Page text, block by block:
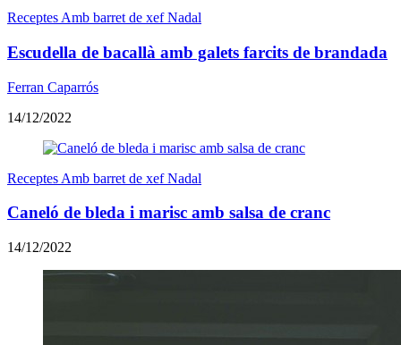
Receptes Amb barret de xef Nadal
Escudella de bacallà amb galets farcits de brandada
Ferran Caparrós
14/12/2022
Receptes Amb barret de xef Nadal
Caneló de bleda i marisc amb salsa de cranc
14/12/2022